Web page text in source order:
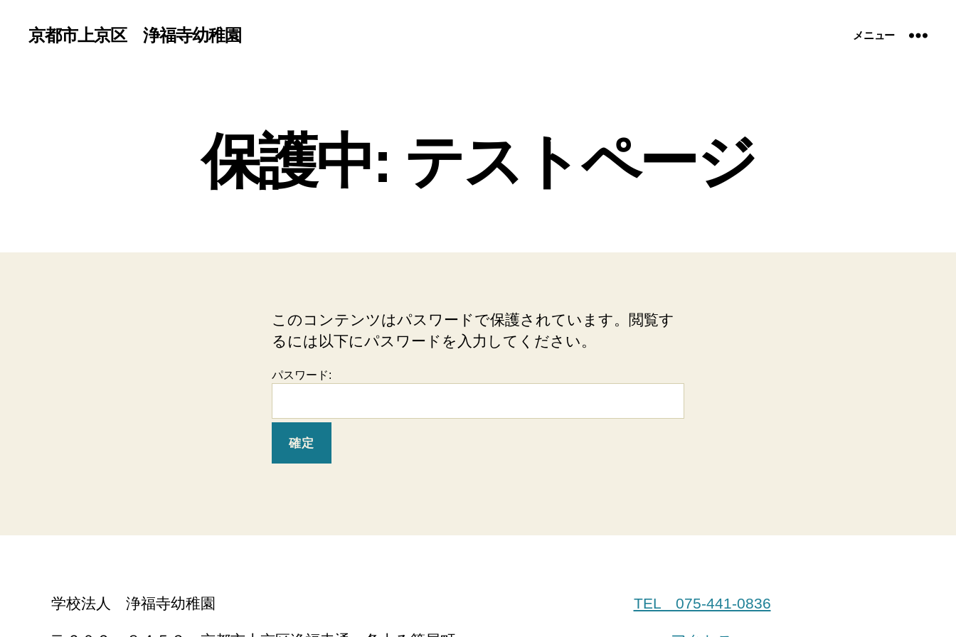
京都市上京区 浄福寺幼稚園 メニュー
保護中: テストページ
このコンテンツはパスワードで保護されています。閲覧す
るには以下にパスワードを入力してください。
パスワード:
学校法人 浄福寺幼稚園 TEL 075-441-0836